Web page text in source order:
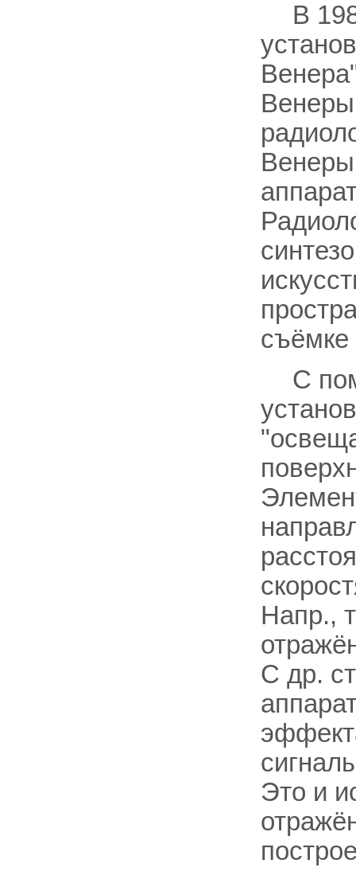
В
съёмке
С
Напр.,
С др.
Это и